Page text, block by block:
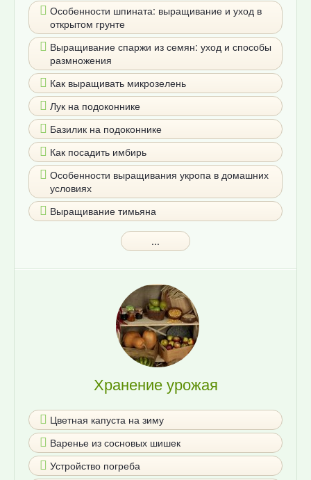
Особенности шпината: выращивание и уход в
открытом грунте
Выращивание спаржи из семян: уход и способы
размножения
Как выращивать микрозелень
Лук на подоконнике
Базилик на подоконнике
Как посадить имбирь
Особенности выращивания укропа в домашних
условиях
Выращивание тимьяна
...
Хранение урожая
Цветная капуста на зиму
Варенье из сосновых шишек
Устройство погреба